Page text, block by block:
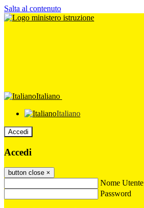
Salta al contenuto
Italiano
Italiano
Accedi
Accedi
button close ×
Nome Utente
Password